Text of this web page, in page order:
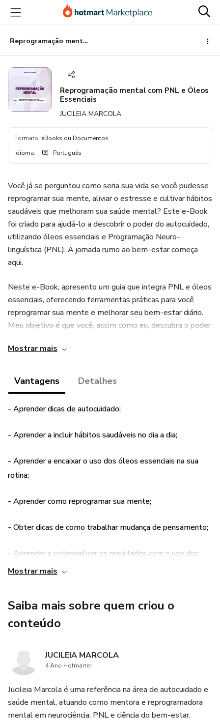
para
conteúdo
principal
para
pagamento
para
rodapé
Reprogramação mental com PNL e Óleos Essenciais
Reprogramação mental com PNL e Óleos
Essenciais
JUCILEIA MARCOLA
Formato: eBooks ou Documentos
Idioma: Português
Você já se perguntou como seria sua vida se você pudesse
reprogramar sua mente, aliviar o estresse e cultivar hábitos
saudáveis que melhoram sua saúde mental? Este e-Book
foi criado para ajudá-lo a descobrir o poder do autocuidado,
utilizando óleos essenciais e Programação Neuro-
linguística (PNL). A jornada rumo ao bem-estar começa
aqui.
Neste e-Book, apresento um guia que integra PNL e óleos
essenciais, oferecendo ferramentas práticas para você
reprogramar sua mente e melhorar seu bem-estar diário.
Meu objetivo é que você, assim como eu, descubra o poder
sua rotina para uma vida mais equilibrada e saudável.
Mostrar mais
Vantagens Detalhes
- Aprender dicas de autocuidado;
- Aprender a incluir hábitos saudáveis no dia a dia;
- Aprender a encaixar o uso dos óleos essenciais na sua
rotina;
- Aprender como reprogramar sua mente;
- Obter dicas de como trabalhar mudança de pensamento;
- Aprender a potencializar os resultados com o uso dos
óleos essenciais nos momentos corretos;
autocuidado.
Mostrar mais
Saiba mais sobre quem criou o
conteúdo
JUCILEIA MARCOLA
4 Ano Hotmarter
Jucileia Marcola é uma referência na área de autocuidado e
saúde mental, atuando como mentora e reprogramadora
mental em neurociência, PNL e ciência do bem-estar.